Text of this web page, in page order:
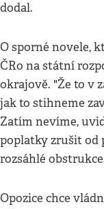
dodal.
O sporné novele,
ČRo na státní
okrajově. "Že to v
jak to stihneme
Zatím nevíme,
poplatky zrušit od
rozsáhlé
Opozice chce